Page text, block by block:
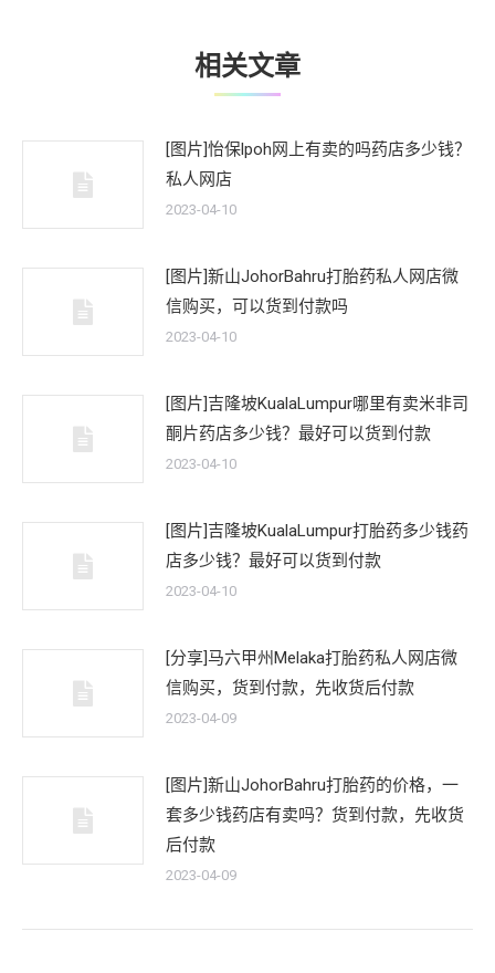
相关文章
[图片]怡保lpoh网上有卖的吗药店多少钱？
私人网店
2023-04-10
[图片]新山JohorBahru打胎药私人网店微
信购买，可以货到付款吗
2023-04-10
[图片]吉隆坡KualaLumpur哪里有卖米非司
酮片药店多少钱？最好可以货到付款
2023-04-10
[图片]吉隆坡KualaLumpur打胎药多少钱药
店多少钱？最好可以货到付款
2023-04-10
[分享]马六甲州Melaka打胎药私人网店微
信购买，货到付款，先收货后付款
2023-04-09
[图片]新山JohorBahru打胎药的价格，一
套多少钱药店有卖吗？货到付款，先收货
后付款
2023-04-09